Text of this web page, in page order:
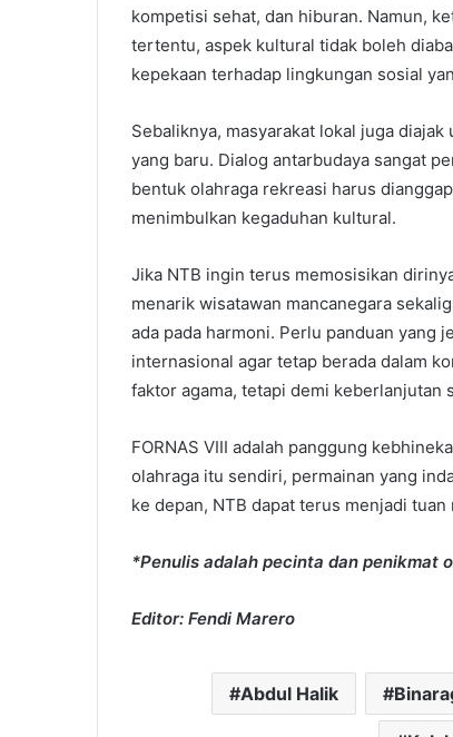
kompetisi sehat, dan hiburan. Namun,
tertentu, aspek kultural tidak boleh
kepekaan terhadap lingkungan sosial
Sebaliknya, masyarakat lokal juga
yang baru. Dialog antarbudaya sangat
bentuk olahraga rekreasi harus
menimbulkan kegaduhan kultural.
Jika NTB ingin terus memosisikan
menarik wisatawan mancanegara
ada pada harmoni. Perlu panduan yang
internasional agar tetap berada dalam
faktor agama, tetapi demi keberlanjutan
FORNAS VIII adalah panggung
olahraga itu sendiri, permainan yang
ke depan, NTB dapat terus menjadi
*Penulis adalah pecinta dan penikmat
Editor: Fendi Marero
Abdul Halik